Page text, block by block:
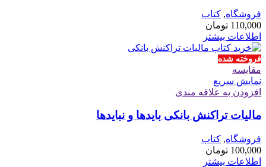
فروشگاه, کتاب
110,000 تومان
اطلاعات بیشتر
فروخته شده
مقايسه
نمایش سریع
افزودن به علاقه مندی
مالیات تراکنش بانکی بایدها و نبایدها
فروشگاه, کتاب
100,000 تومان
اطلاعات بیشتر